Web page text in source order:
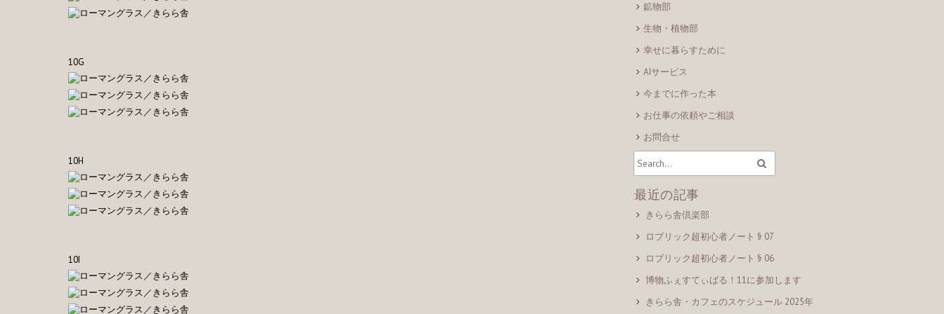
10G
10H
10I
鉱物部
生物・植物部
幸せに暮らすために
AIサービス
今までに作った本
お仕事の依頼やご相談
お問合せ
最近の記事
きらら舎倶楽部
ロブリック超初心者ノート § 07
ロブリック超初心者ノート § 06
博物ふぇすてぃばる！11に参加します
きらら舎・カフェのスケジュール 2025年